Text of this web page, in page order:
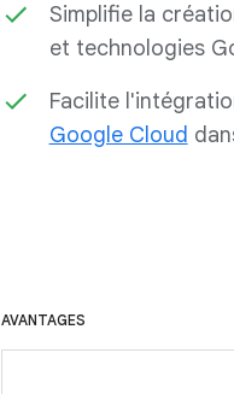
Simplifie la
et technologies
Facilite
Google Cloud
AVANTAGES